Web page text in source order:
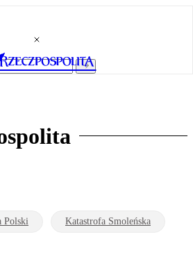
Polski Katastrofa Smoleńska